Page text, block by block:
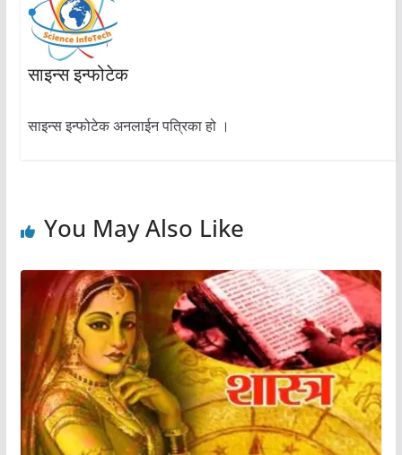
साइन्स इन्फोटेक
साइन्स इन्फोटेक अनलाईन पत्रिका हो ।
You May Also Like